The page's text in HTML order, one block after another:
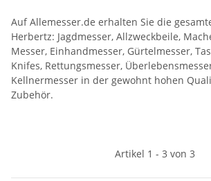
Auf Allemesser.de erhalten Sie die
Herbertz: Jagdmesser, Allzweckbeile,
Messer, Einhandmesser, Gürtelmesser,
Knifes, Rettungsmesser,
Kellnermesser in der gewohnt hohen
Zubehör.
Artikel 1 - 3 von 3